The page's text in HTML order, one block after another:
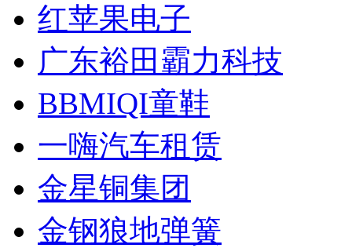
红苹果电子
广东裕田霸力科技
BBMIQI童鞋
一嗨汽车租赁
金星铜集团
金钢狼地弹簧